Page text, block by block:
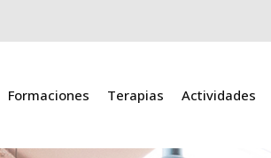
Formaciones Terapias Actividades